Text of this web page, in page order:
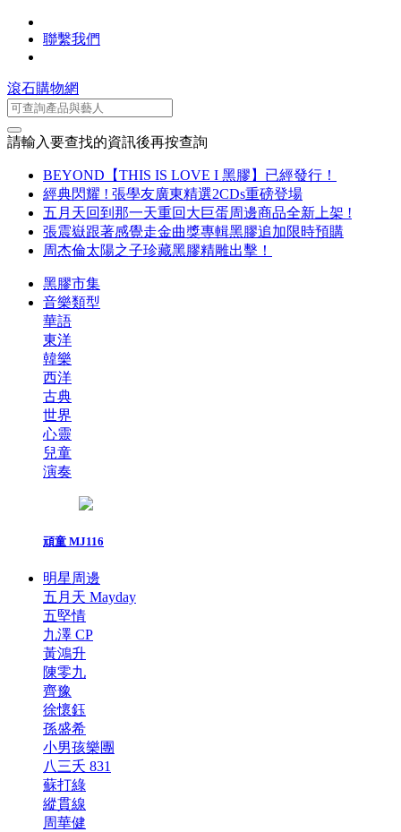
聯繫我們
滾石購物網
請輸入要查找的資訊後再按查詢
BEYOND【THIS IS LOVE I 黑膠】已經發行！
經典閃耀 ! 張學友廣東精選2CDs重磅登場
五月天回到那一天重回大巨蛋周邊商品全新上架 !
張震嶽跟著感覺走金曲獎專輯黑膠追加限時預購
周杰倫太陽之子珍藏黑膠精雕出擊！
黑膠市集
音樂類型
華語
東洋
韓樂
西洋
古典
世界
心靈
兒童
演奏
頑童 MJ116
明星周邊
五月天 Mayday
五堅情
九澤 CP
黃鴻升
陳零九
齊豫
徐懷鈺
孫盛希
小男孩樂團
八三夭 831
蘇打綠
縱貫線
周華健